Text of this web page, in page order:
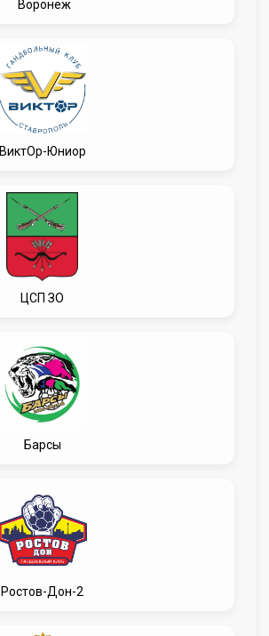
Воронеж
ВиктОр-Юниор
ЦСП ЗО
Барсы
Ростов-Дон-2